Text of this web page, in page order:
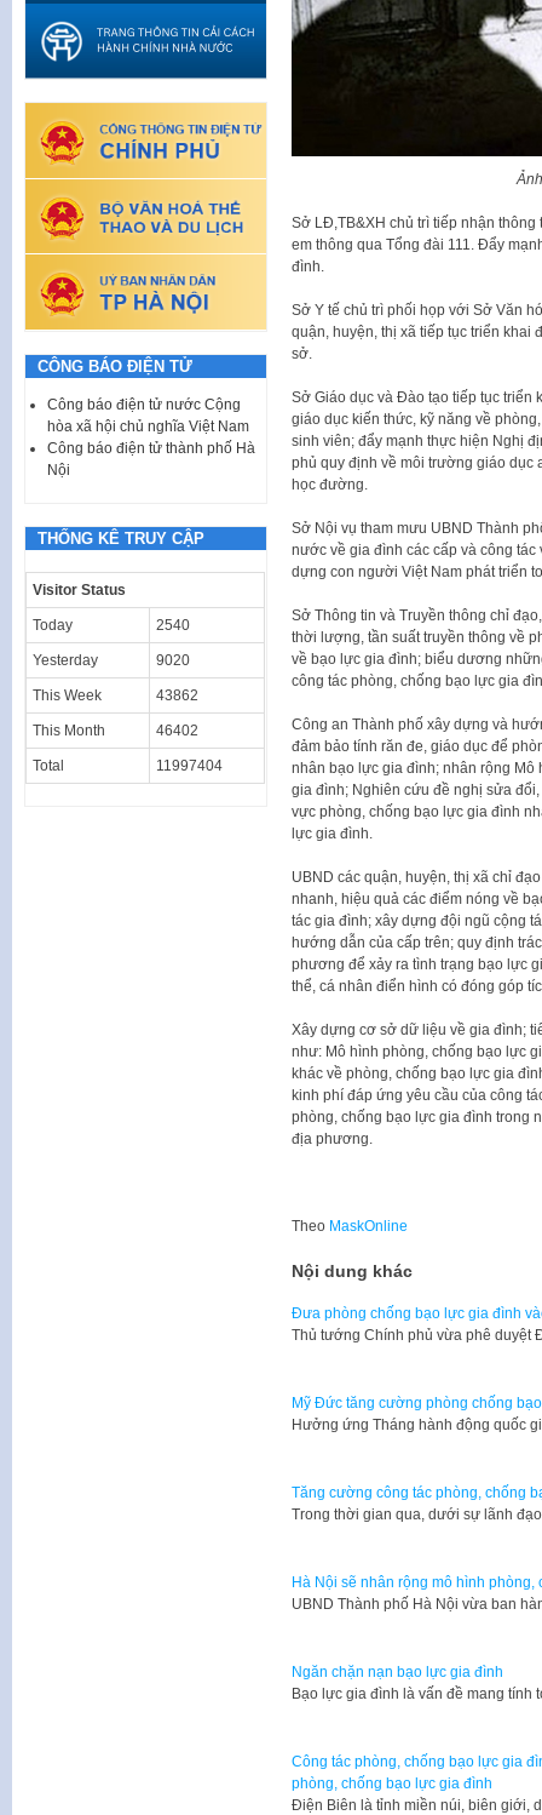
Sở LĐ,TB&XH chủ trì tiếp nhận
em thông qua Tổng đài 111. Đẩy
đình.
Sở Y tế chủ trì phối họp với Sở Văn
quận, huyện, thị xã tiếp tục triển khai
sở.
Sở Giáo dục và Đào tạo tiếp tục triển
giáo dục kiến thức, kỹ năng về
sinh viên; đẩy mạnh thực hiện Nghị
phủ quy định về môi trường giáo dục
học đường.
Sở Nội vụ tham mưu UBND Thành
nước về gia đình các cấp và công
dựng con người Việt Nam phát triển
Sở Thông tin và Truyền thông chỉ
thời lượng, tần suất truyền thông về
về bạo lực gia đình; biểu dương
công tác phòng, chống bạo lực gia
Công an Thành phố xây dựng và
đảm bảo tính răn đe, giáo dục để
nhân bạo lực gia đình; nhân rộng
gia đình; Nghiên cứu đề nghị sửa
vực phòng, chống bạo lực gia đình
lực gia đình.
UBND các quận, huyện, thị xã chỉ
nhanh, hiệu quả các điểm nóng về
tác gia đình; xây dựng đội ngũ cộng
hướng dẫn của cấp trên; quy định
phương để xảy ra tình trạng bạo lực
thể, cá nhân điển hình có đóng góp
Xây dựng cơ sở dữ liệu về gia đình;
như: Mô hình phòng, chống bạo lực
khác về phòng, chống bạo lực gia
kinh phí đáp ứng yêu cầu của công
phòng, chống bạo lực gia đình trong
địa phương.
Theo MaskOnline
Nội dung khác
Đưa phòng chống bạo lực gia đình
​Thủ tướng Chính phủ vừa phê
Mỹ Đức tăng cường phòng chống
Hưởng ứng Tháng hành động quốc
Tăng cường công tác phòng, chống
​Trong thời gian qua, dưới sự lãnh
Hà Nội sẽ nhân rộng mô hình
​UBND Thành phố Hà Nội vừa ban
Ngăn chặn nạn bạo lực gia đình
​Bạo lực gia đình là vấn đề mang
Công tác phòng, chống bạo lực gia
phòng, chống bạo lực gia đình
​Điện Biên là tỉnh miền núi, biên giới,
CÔNG BÁO ĐIỆN TỬ
Công báo điện tử nước Cộng
hòa xã hội chủ nghĩa Việt Nam
Công báo điện tử thành phố Hà
Nội
THỐNG KÊ TRUY CẬP
Visitor Status
Today 2540
Yesterday 9020
This Week 43862
This Month 46402
Total 11997404